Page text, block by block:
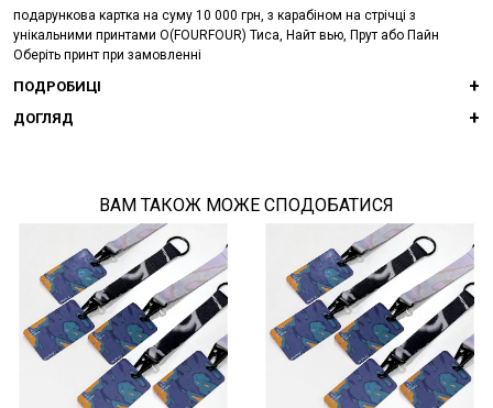
подарункова картка на суму 10 000 грн, з карабіном на стрічці з
унікальними принтами О(FOURFOUR) Тиса, Найт вью, Прут або Пайн
Оберіть принт при замовленні
ПОДРОБИЦІ
ДОГЛЯД
ВАМ ТАКОЖ МОЖЕ СПОДОБАТИСЯ